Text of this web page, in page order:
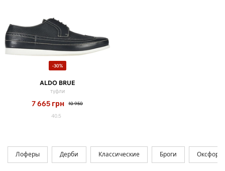
-30%
ALDO BRUE
туфли
7 665 грн 10 950
40.5
Лоферы Дерби Классические Броги